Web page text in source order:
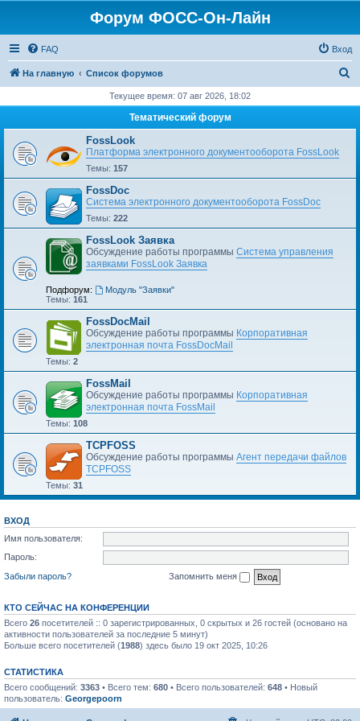
Форум ФОСС-Он-Лайн
FAQ Вход
На главную Список форумов
с
Текущее время: 07 авг 2026, 18:02
Тематический форум
FossLook
Платформа электронного документооборота FossLook
Темы: 157
FossDoc
Система электронного документооборота FossDoc
Темы: 222
FossLook Заявка
Обсуждение работы программы Система управления
заявками FossLook Заявка
Подфорум:
Модуль "Заявки"
Темы: 161
FossDocMail
Обсуждение работы программы Корпоративная
электронная почта FossDocMail
Темы: 2
FossMail
Обсуждение работы программы Корпоративная
электронная почта FossMail
Темы: 108
TCPFOSS
Обсуждение работы программы Агент передачи файлов
TCPFOSS
Темы: 31
ВХОД
Имя пользователя:
Пароль:
Забыли пароль?
Запомнить меня
КТО СЕЙЧАС НА КОНФЕРЕНЦИИ
Всего 26 посетителей :: 0 зарегистрированных, 0 скрытых и 26 гостей (основано на
активности пользователей за последние 5 минут)
Больше всего посетителей (1988) здесь было 19 окт 2025, 10:26
СТАТИСТИКА
Всего сообщений: 3363 • Всего тем: 680 • Всего пользователей: 648 • Новый
пользователь: Georgepoorn